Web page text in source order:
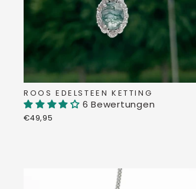
ROOS EDELSTEEN KETTING
6 Bewertungen
€49,95